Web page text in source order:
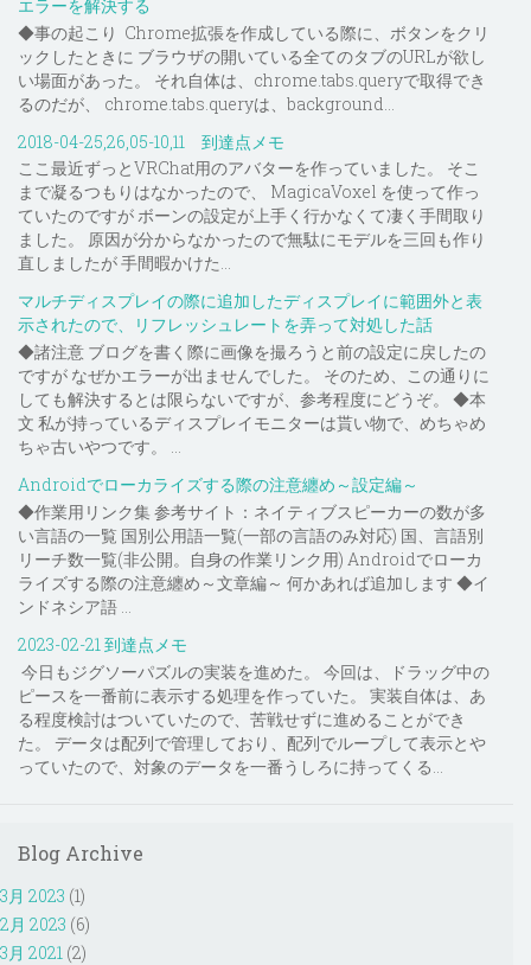
エラーを解決する
◆事の起こり Chrome拡張を作成している際に、ボタンをクリ
ックしたときに ブラウザの開いている全てのタブのURLが欲し
い場面があった。 それ自体は、chrome.tabs.queryで取得でき
るのだが、 chrome.tabs.queryは、background...
2018-04-25,26,05-10,11 到達点メモ
ここ最近ずっとVRChat用のアバターを作っていました。 そこ
まで凝るつもりはなかったので、 MagicaVoxel を使って作っ
ていたのですが ボーンの設定が上手く行かなくて凄く手間取り
ました。 原因が分からなかったので無駄にモデルを三回も作り
直しましたが 手間暇かけた...
マルチディスプレイの際に追加したディスプレイに範囲外と表
示されたので、リフレッシュレートを弄って対処した話
◆諸注意 ブログを書く際に画像を撮ろうと前の設定に戻したの
ですが なぜかエラーが出ませんでした。 そのため、この通りに
しても解決するとは限らないですが、参考程度にどうぞ。 ◆本
文 私が持っているディスプレイモニターは貰い物で、めちゃめ
ちゃ古いやつです。 ...
Androidでローカライズする際の注意纏め～設定編～
◆作業用リンク集 参考サイト：ネイティブスピーカーの数が多
い言語の一覧 国別公用語一覧(一部の言語のみ対応) 国、言語別
リーチ数一覧(非公開。自身の作業リンク用) Androidでローカ
ライズする際の注意纏め～文章編～ 何かあれば追加します ◆イ
ンドネシア語 ...
2023-02-21 到達点メモ
今日もジグソーパズルの実装を進めた。 今回は、ドラッグ中の
ピースを一番前に表示する処理を作っていた。 実装自体は、あ
る程度検討はついていたので、苦戦せずに進めることができ
た。 データは配列で管理しており、配列でループして表示とや
っていたので、対象のデータを一番うしろに持ってくる...
Blog Archive
3月 2023 (1)
2月 2023 (6)
3月 2021 (2)